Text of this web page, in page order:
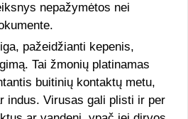
nepažymėtos nei
pažeidžianti kepenis,
Tai žmonių platinamas
buitinių kontaktų metu,
indus. Virusas gali plisti ir per